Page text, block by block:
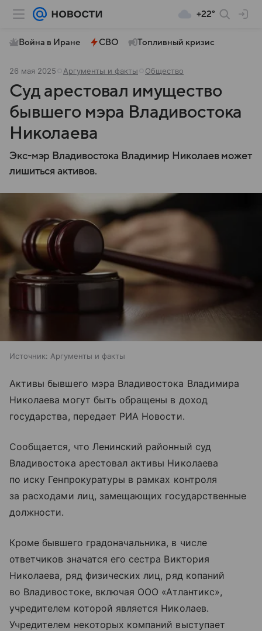
+22°
Война в Иране СВО Топливный кризис
26 мая 2025 Аргументы и факты Общество
Суд арестовал имущество
бывшего мэра Владивостока
Николаева
Экс-мэр Владивостока Владимир Николаев может
лишиться активов.
Источник: Аргументы и факты
Активы бывшего мэра Владивостока Владимира
Николаева могут быть обращены в доход
государства, передает РИА Новости.
Сообщается, что Ленинский районный суд
Владивостока арестовал активы Николаева
по иску Генпрокуратуры в рамках контроля
за расходами лиц, замещающих государственные
должности.
Кроме бывшего градоначальника, в числе
ответчиков значатся его сестра Виктория
Николаева, ряд физических лиц, ряд копаний
во Владивостоке, включая ООО «Атлантикс»,
учредителем которой является Николаев.
Учредителем некоторых компаний выступает